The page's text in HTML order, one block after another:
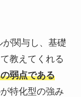
関与し、基礎
教えてくれる
弱点である
特化型の強み